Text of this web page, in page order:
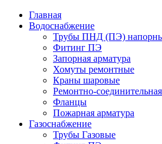
Главная
Водоснабжение
Трубы ПНД (ПЭ)
Фитинг ПЭ
Запорная арматура
Хомуты ремонтные
Краны шаровые
Ремонтно-
Фланцы
Пожарная арматура
Газоснабжение
Трубы Газовые